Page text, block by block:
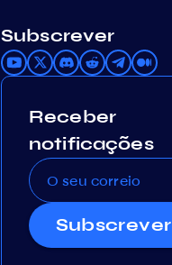
Subscrever
Receber
notificações
Subscrever